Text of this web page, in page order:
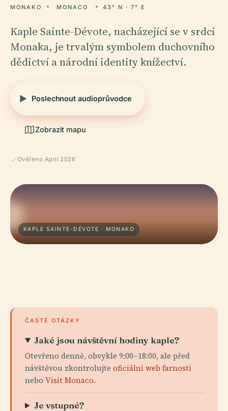
MONAKO MONACO 43° N · 7° E
Kaple Sainte-Dévote, nacházející se v srdci
Monaka, je trvalým symbolem duchovního
dědictví a národní identity knížectví.
Poslechnout audioprůvodce
Zobrazit mapu
Ověřeno April 2026
KAPLE SAINTE-DÉVOTE · MONAKO
ČASTÉ OTÁZKY
Jaké jsou návštěvní hodiny kaple?
Otevřeno denně, obvykle 9:00–18:00, ale před
návštěvou zkontrolujte oficiální web farnosti
nebo Visit Monaco.
Je vstupné?